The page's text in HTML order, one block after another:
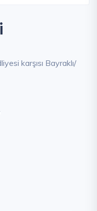
karşısı Bayraklı/